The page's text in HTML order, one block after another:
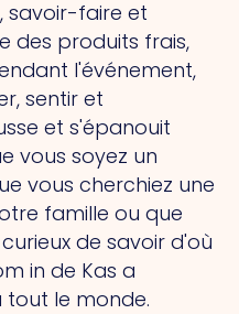
savoir-faire et
des produits frais,
l'événement,
sentir et
et s'épanouit
vous soyez un
vous cherchiez une
famille ou que
de savoir d'où
in de Kas a
le monde.